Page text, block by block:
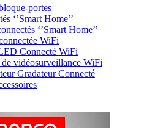
portes
‘’Smart Home’’
‘’Smart Home’’
WiFi
Connecté WiFi
de vidéosurveillance WiFi
Gradateur Connecté